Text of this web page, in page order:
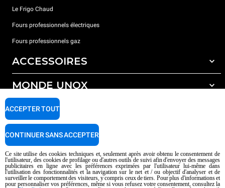
Le Frigo Chaud
Fours professionnels électriques
Fours professionnels gaz
ACCESSOIRES
Tous les accessoires
Détergents pour lavage automatique
Détergents pour lavage manuel
Traitement de l'eau avec filtres à résine
MONDE UNOX
Nos bureaux dans le monde
SUPPORT
Garantie Unox
Trouver les Centres SAV
AI Content Disclaimer Privacy policy Cookie policy
Ce site utilise des cookies techniques et, seulement après avoir obtenu le consentement de
l'utilisateur, des cookies de profilage ou d'autres outils de suivi afin d'envoyer des messages
publicitaires en ligne avec les préférences exprimées par l'utilisateur lui-même dans
l'utilisation des fonctionnalités et la navigation sur le net et / ou objectif d'analyser et de
surveiller le comportement des visiteurs, y compris ceux de tiers. Pour plus d'informations et
pour personnaliser vos préférences, même si vous refusez votre consentement, consultez la
ACCEPTER TOUT
CONTINUER SANS ACCEPTER